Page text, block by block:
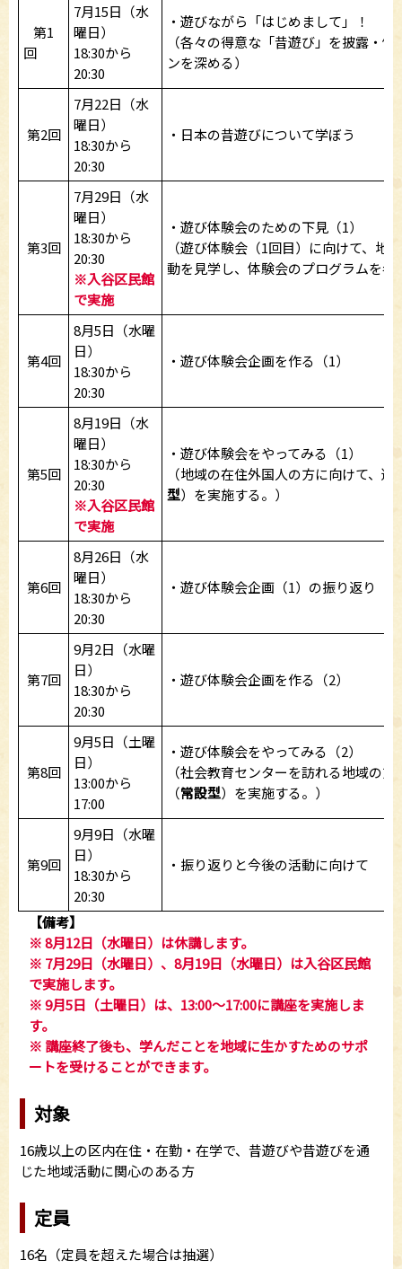
第1
回
7月15日（水
曜日）
18:30から
20:30
・遊びながら「はじめまして」！
（各々の得意な「昔遊び」を披露・
ンを深める）
第2回
7月22日（水
曜日）
18:30から
20:30
・日本の昔遊びについて学ぼう
第3回
7月29日（水
曜日）
18:30から
20:30
※入谷区民館
で実施
・遊び体験会のための下見（1）
（遊び体験会（1回目）に向けて、地
動を見学し、体験会のプログラムを考
第4回
8月5日（水曜
日）
18:30から
20:30
・遊び体験会企画を作る（1）
第5回
8月19日（水
曜日）
18:30から
20:30
※入谷区民館
で実施
・遊び体験会をやってみる（1）
（地域の在住外国人の方に向けて、遊
型）を実施する。）
第6回
8月26日（水
曜日）
18:30から
20:30
・遊び体験会企画（1）の振り返り
第7回
9月2日（水曜
日）
18:30から
20:30
・遊び体験会企画を作る（2）
第8回
9月5日（土曜
日）
13:00から
17:00
・遊び体験会をやってみる（2）
（社会教育センターを訪れる地域の
（常設型）を実施する。）
第9回
9月9日（水曜
日）
18:30から
20:30
・振り返りと今後の活動に向けて
【備考】
※ 8月12日（水曜日）は休講します。
※ 7月29日（水曜日）、8月19日（水曜日）は入谷区民館
で実施します。
※ 9月5日（土曜日）は、13:00～17:00に講座を実施しま
す。
※ 講座終了後も、学んだことを地域に生かすためのサポ
ートを受けることができます。
対象
16歳以上の区内在住・在勤・在学で、昔遊びや昔遊びを通
じた地域活動に関心のある方
定員
16名（定員を超えた場合は抽選）